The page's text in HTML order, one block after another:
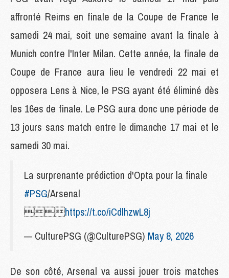
affronté Reims en finale de la Coupe de France le
samedi 24 mai, soit une semaine avant la finale à
Munich contre l'Inter Milan. Cette année, la finale de
Coupe de France aura lieu le vendredi 22 mai et
opposera Lens à Nice, le PSG ayant été éliminé dès
les 16es de finale. Le PSG aura donc une période de
13 jours sans match entre le dimanche 17 mai et le
samedi 30 mai.
La surprenante prédiction d'Opta pour la finale
#PSG/Arsenal
https://t.co/iCdlhzwL8j
— CulturePSG (@CulturePSG) May 8, 2026
De son côté, Arsenal va aussi jouer trois matches